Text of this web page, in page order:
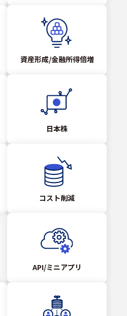
資産形成/金融所得倍増
日本株
コスト削減
API/ミニアプリ